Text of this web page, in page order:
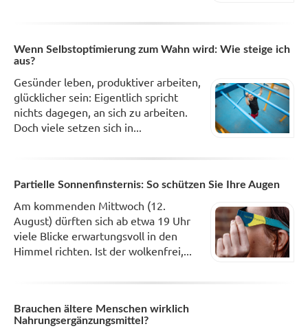
Wenn Selbstoptimierung zum Wahn wird: Wie steige ich
aus?
Gesünder leben, produktiver arbeiten,
glücklicher sein: Eigentlich spricht
nichts dagegen, an sich zu arbeiten.
Doch viele setzen sich in...
Partielle Sonnenfinsternis: So schützen Sie Ihre Augen
Am kommenden Mittwoch (12.
August) dürften sich ab etwa 19 Uhr
viele Blicke erwartungsvoll in den
Himmel richten. Ist der wolkenfrei,...
Brauchen ältere Menschen wirklich
Nahrungsergänzungsmittel?